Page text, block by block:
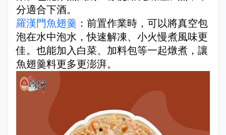
分適合下酒。
羅漢門魚翅羹 ：前置作業時，可以將真空包
泡在水中泡水，快速解凍、小火慢煮風味更
佳。也能加入白菜、加料包等一起燉煮，讓
魚翅羹料更多更澎湃。